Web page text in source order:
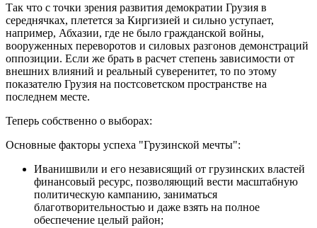
Так что с точки зрения развития демократии Грузия в
середнячках, плетется за Киргизией и сильно уступает,
например, Абхазии, где не было гражданской войны,
вооруженных переворотов и силовых разгонов демонстраций
оппозиции. Если же брать в расчет степень зависимости от
внешних влияний и реальный суверенитет, то по этому
показателю Грузия на постсоветском пространстве на
последнем месте.
Теперь собственно о выборах:
Основные факторы успеха "Грузинской мечты":
Иванишвили и его независящий от грузинских властей
финансовый ресурс, позволяющий вести масштабную
политическую кампанию, заниматься
благотворительностью и даже взять на полное
обеспечение целый район;